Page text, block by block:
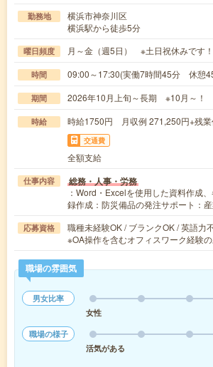
勤務地
横浜市神奈川区
横浜駅から徒歩5分
曜日頻度 月～金（週5日） ※土日祝休みです！
時間 09:00～17:30(実働7時間45分 休憩
期間 2026年10月上旬～長期 ※10月～！
時給 時給1750円 月収例 271,250円+残
交通費
全額支給
仕事内容 総務・人事・労務
：Word・Excelを使用した資料作成
録作成：防災備品の発注サポート：
応募資格
職種未経験OK / ブランクOK / 英語力
※OA操作を含むオフィスワーク経験
職場の雰囲気
男女比率
女性
職場の様子
活気がある